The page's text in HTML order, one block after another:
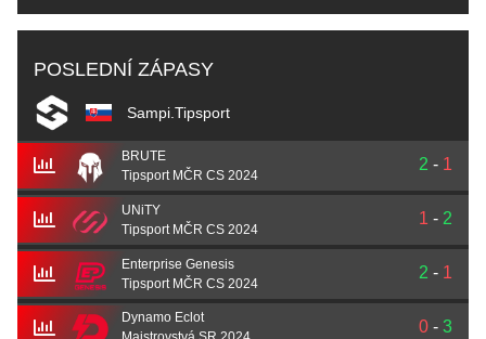
POSLEDNÍ ZÁPASY
Sampi.Tipsport
BRUTE
Tipsport MČR CS 2024
2 - 1
UNiTY
Tipsport MČR CS 2024
1 - 2
Enterprise Genesis
Tipsport MČR CS 2024
2 - 1
Dynamo Eclot
0 - 3